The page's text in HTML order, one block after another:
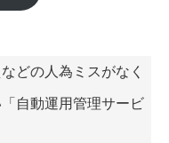
どの人為ミスがなく
自動運用管理サービ